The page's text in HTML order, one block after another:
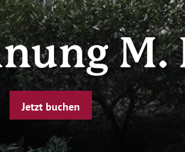
M.
Jetzt buchen